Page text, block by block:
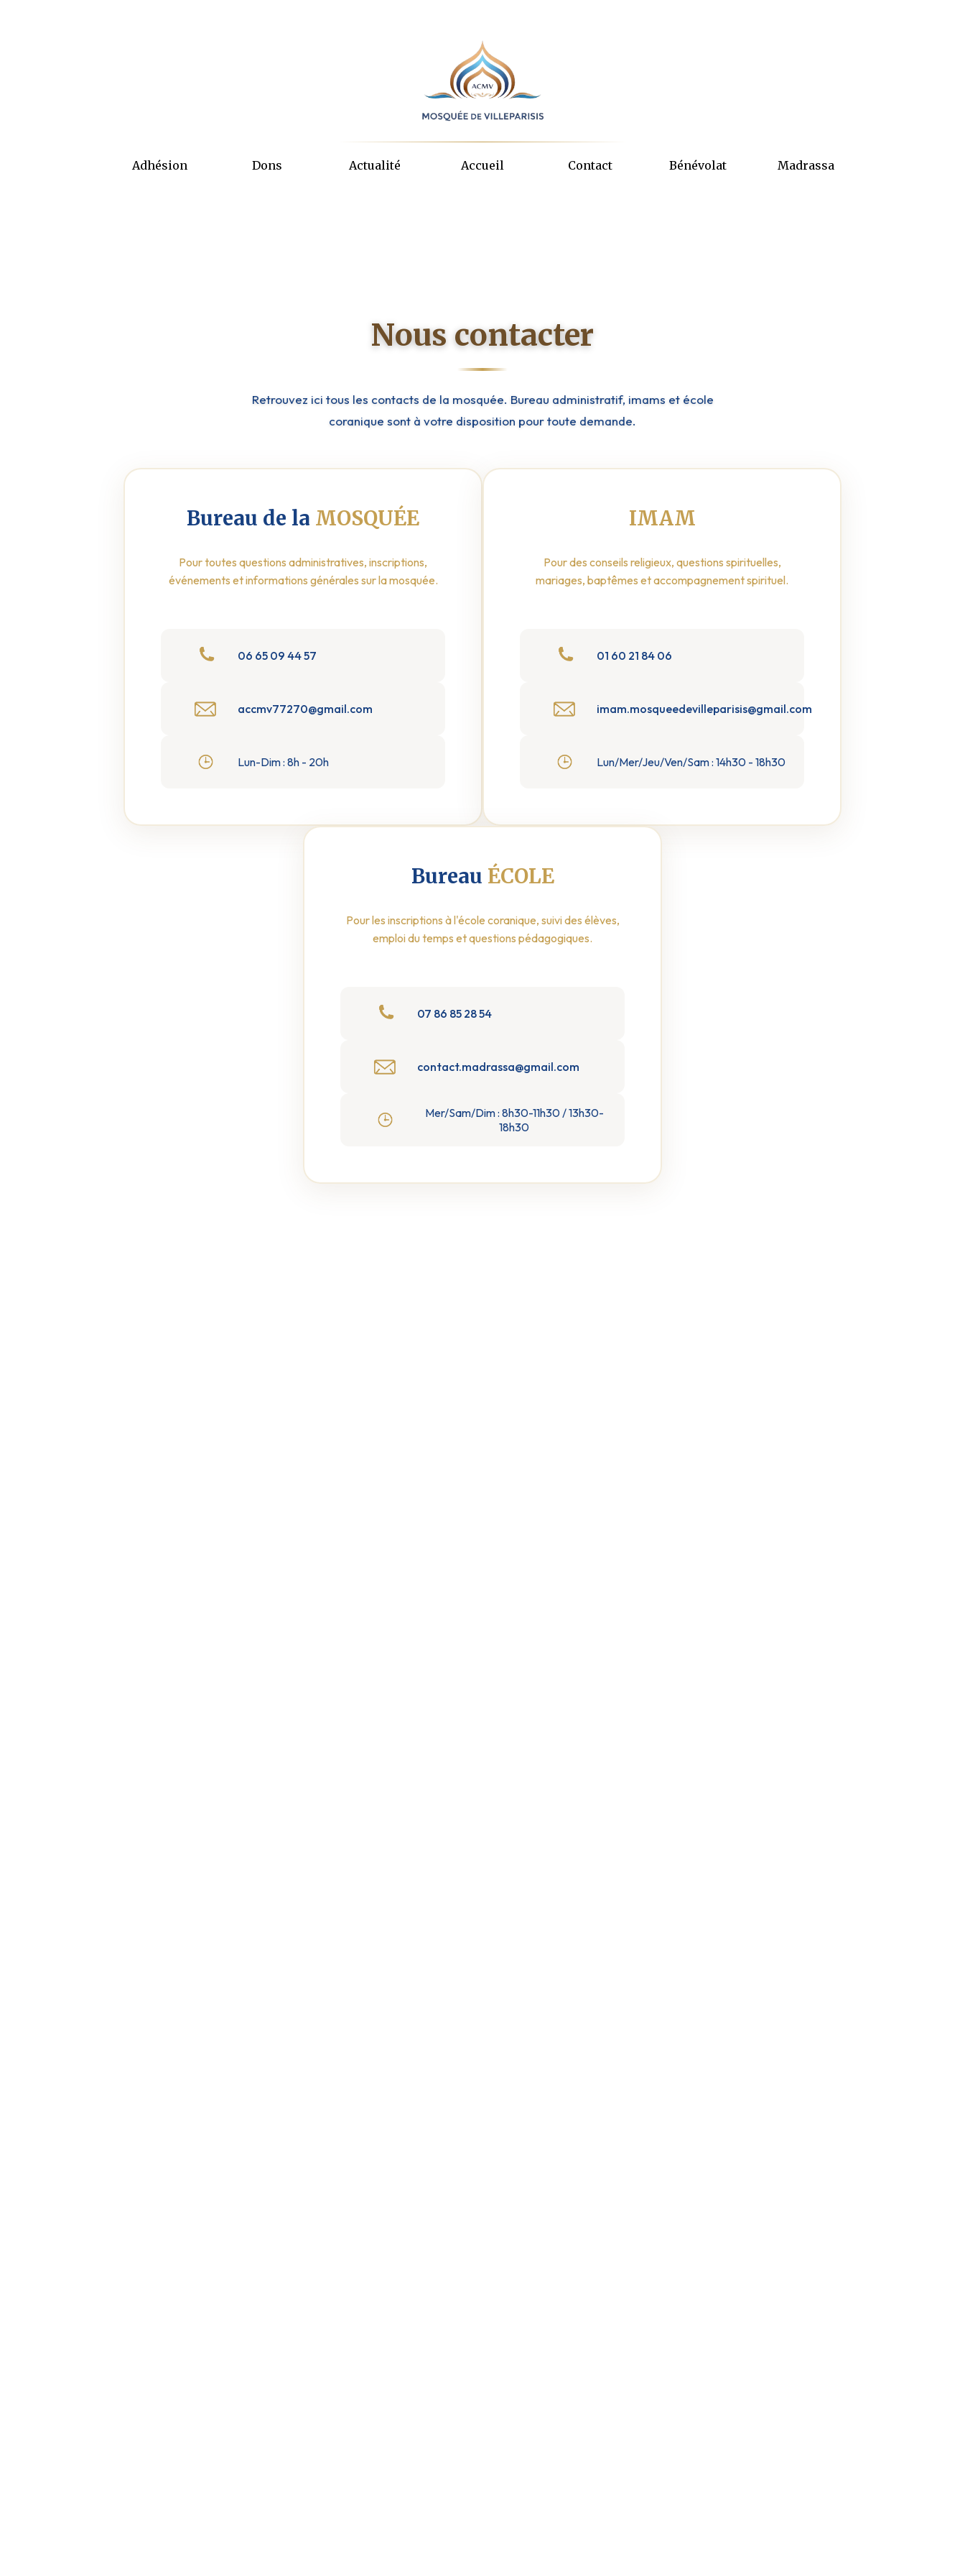
Adhésion Dons Actualité Accueil Contact Bénévolat Madrassa
Nous contacter
Retrouvez ici tous les contacts de la mosquée. Bureau administratif, imams et école
coranique sont à votre disposition pour toute demande.
Bureau de la MOSQUÉE
Pour toutes questions administratives, inscriptions,
événements et informations générales sur la mosquée.
06 65 09 44 57
accmv77270@gmail.com
Lun-Dim : 8h - 20h
IMAM
Pour des conseils religieux, questions spirituelles,
mariages, baptêmes et accompagnement spirituel.
01 60 21 84 06
imam.mosqueedevilleparisis@gmail.com
Lun/Mer/Jeu/Ven/Sam : 14h30 - 18h30
Bureau ÉCOLE
Pour les inscriptions à l'école coranique, suivi des élèves,
emploi du temps et questions pédagogiques.
07 86 85 28 54
contact.madrassa@gmail.com
Mer/Sam/Dim : 8h30-11h30 / 13h30-
18h30